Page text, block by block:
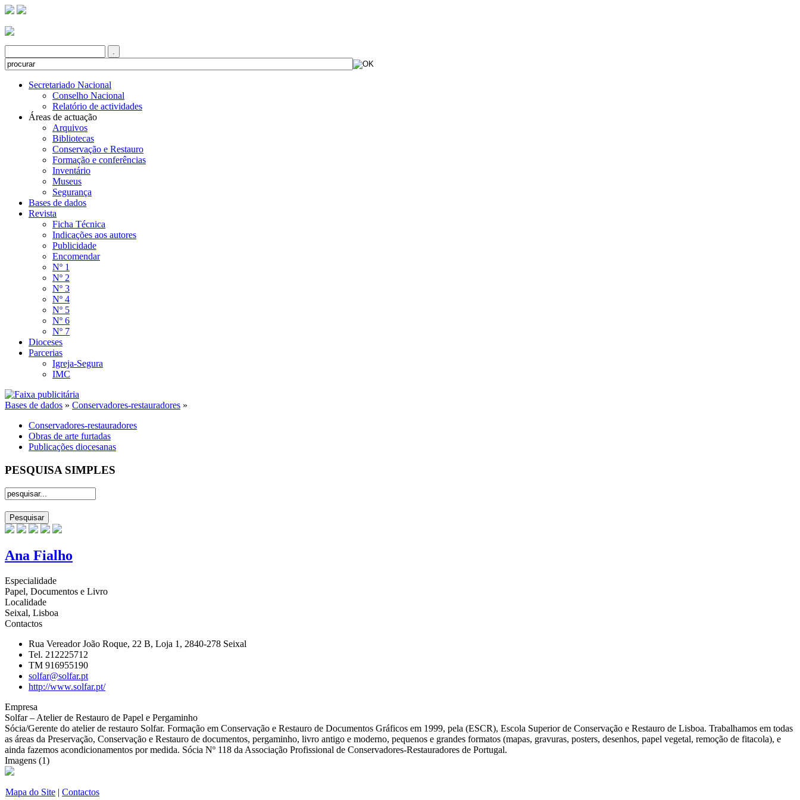
Secretariado Nacional
Conselho Nacional
Relatório de actividades
Áreas de actuação
Arquivos
Bibliotecas
Conservação e Restauro
Formação e conferências
Inventário
Museus
Segurança
Bases de dados
Revista
Ficha Técnica
Indicações aos autores
Publicidade
Encomendar
Nº 1
Nº 2
Nº 3
Nº 4
Nº 5
Nº 6
Nº 7
Dioceses
Parcerias
Igreja-Segura
IMC
Bases de dados » Conservadores-restauradores »
Conservadores-restauradores
Obras de arte furtadas
Publicações diocesanas
PESQUISA SIMPLES
Ana Fialho
Especialidade
Papel, Documentos e Livro
Localidade
Seixal, Lisboa
Contactos
Rua Vereador João Roque, 22 B, Loja 1, 2840-278 Seixal
Tel. 212225712
TM 916955190
solfar@solfar.pt
http://www.solfar.pt/
Empresa
Solfar – Atelier de Restauro de Papel e Pergaminho
Sócia/Gerente do atelier de restauro Solfar. Formação em Conservação e Restauro de Documentos Gráficos em 1999, pela (ESCR), Escola Superior de Conservação e Restauro de Lisboa. Trabalhamos em todas
as áreas da Preservação, Conservação e Restauro de documentos, pergaminho, livro antigo e moderno, pequenos e grandes formatos (mapas, gravuras, posters, desenhos, papel vegetal, remoção de fitacola), e
ainda fazemos acondicionamentos por medida. Sócia Nº 118 da Associação Profissional de Conservadores-Restauradores de Portugal.
Imagens (1)
Mapa do Site | Contactos